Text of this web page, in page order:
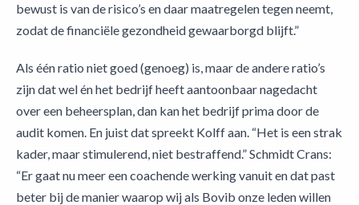
bewust is van de risico’s en daar maatregelen tegen neemt,
zodat de financiële gezondheid gewaarborgd blijft.”
Als één ratio niet goed (genoeg) is, maar de andere ratio’s
zijn dat wel én het bedrijf heeft aantoonbaar nagedacht
over een beheersplan, dan kan het bedrijf prima door de
audit komen. En juist dat spreekt Kolff aan. “Het is een strak
kader, maar stimulerend, niet bestraffend.” Schmidt Crans:
“Er gaat nu meer een coachende werking vanuit en dat past
beter bij de manier waarop wij als Bovib onze leden willen